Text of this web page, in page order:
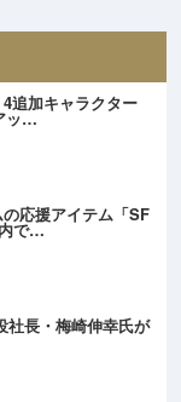
追加キャラクター
ッ…
応援アイテム「SF
で…
社長・梅崎伸幸氏が